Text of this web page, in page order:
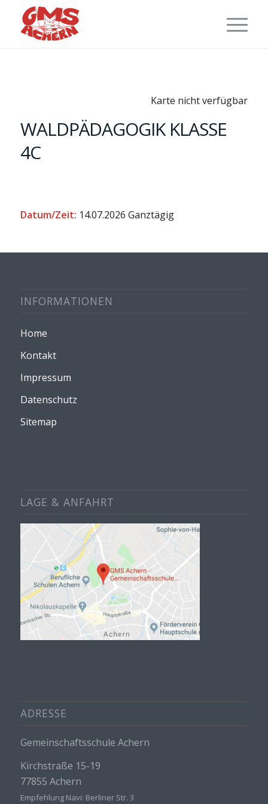
Karte nicht verfügbar
WALDPÄDAGOGIK KLASSE
4C
Datum/Zeit: 14.07.2026 Ganztägig
INFORMATIONEN
Home
Kontakt
Impressum
Datenschutz
Sitemap
LAGE & ANFAHRT
ADRESSE
Gemeinschaftsschule Achern
Kirchstraße 15-19
77855 Achern
Empfehlung Navi: Berliner Str. 3